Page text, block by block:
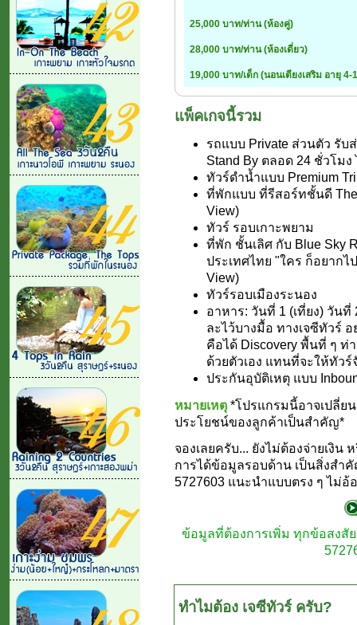
25,000 บาท/ท่าน (ห้องคู่)
28,000 บาท/ท่าน (ห้องเดี่ยว)
19,000 บาท/เด็ก (นอนเตียงเสริม อายุ 4-
แพ็คเกจนี้รวม
รถแบบ Private ส่วนตัว รับ
Stand By ตลอด 24 ชั่วโม
ทัวร์ดำน้ำแบบ Premium
ที่พักแบบ ที่รีสอร์ทชั้นดี The
View)
ทัวร์ รอบเกาะพยาม
ที่พัก ชั้นเลิศ กับ Blue Sky
ประเทศไทย "ใคร ก็อยากไ
View)
ทัวร์รอบเมืองระนอง
อาหาร: วันที่ 1 (เที่ยง) วันที่
ละไว้บางมื้อ ทางเจซีทัวร์
คือได้ Discovery พื้นที่ ๆ ท่
ด้วยตัวเอง แทนที่จะให้ทัว
ประกันอุบัติเหตุ แบบ
หมายเหตุ *โปรแกรมนี้อาจเปลี่ย
ประโยชน์ของลูกค้าเป็นสำคัญ*
จองเลยครับ... ยังไม่ต้องจ่ายเงิ
การได้ข้อมูลรอบด้าน เป็นสิ่งสำ
5727603 แนะนำแบบตรง ๆ ไม่
ข้อมูลที่ต้องการเพิ่ม ทุกข้อสงสั
ทำไมต้อง เจซีทัวร์ ครับ?